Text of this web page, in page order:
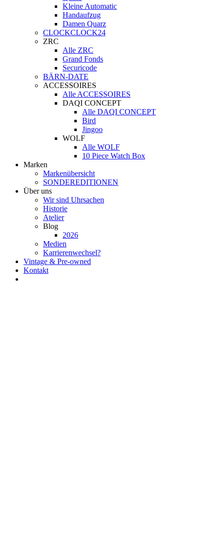
Kleine Automatic
Handaufzug
Damen Quarz
CLOCKCLOCK24
ZRC
Alle ZRC
Grand Fonds
Securicode
BÄRN-DATE
ACCESSOIRES
Alle ACCESSOIRES
DAQI CONCEPT
Alle DAQI CONCEPT
Bird
Jingoo
WOLF
Alle WOLF
10 Piece Watch Box
Marken
Markenübersicht
SONDEREDITIONEN
Über uns
Wir sind Uhrsachen
Historie
Atelier
Blog
2026
Medien
Karrierenwechsel?
Vintage & Pre-owned
Kontakt